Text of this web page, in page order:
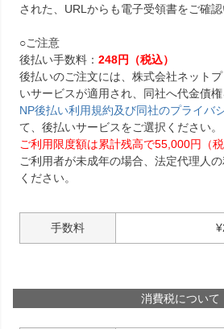
された、URLからも電子受領書をご確認
○ご注意
後払い手数料： 248円（税込）
後払いのご注文には、株式会社ネット
いサービスが適用され、同社へ代金債権
NP後払い利用規約及び同社のプライバ
て、後払いサービスをご選択ください。
ご利用限度額は累計残高で55,000円（税
ご利用者が未成年の場合、法定代理人
ください。
手数料 ¥
消費税について